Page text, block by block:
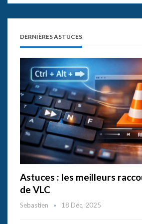
DERNIÈRES ASTUCES
Astuces : les meilleurs
de VLC
Sebastien 18 Déc, 2025